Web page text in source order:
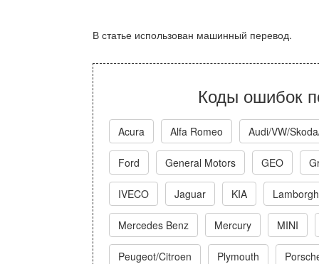
В статье использован машинный перевод.
Коды ошибок
Acura Alfa Romeo Audi/VW/
Ford General Motors GEO
IVECO Jaguar KIA
Mercedes Benz Mercury MINI
Peugeot/Citroen Plymouth